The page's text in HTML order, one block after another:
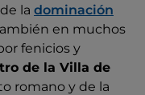
la dominación
en muchos
fenicios y
de la Villa de
romano y de la